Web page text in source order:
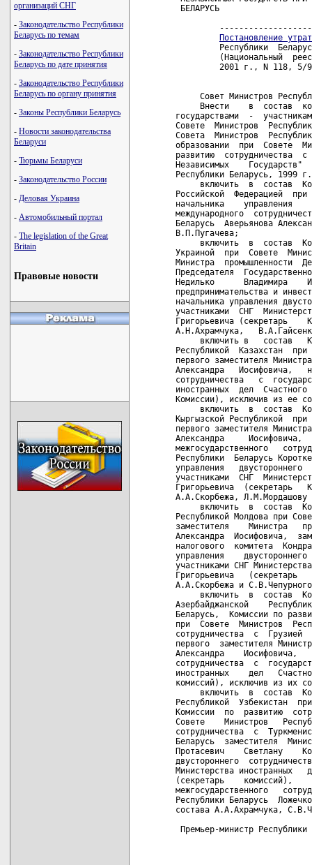
организаций СНГ
- Законодательство Республики
Беларусь по темам
- Законодательство Республики
Беларусь по дате принятия
- Законодательство Республики
Беларусь по органу принятия
- Законы Республики Беларусь
- Новости законодательства
Беларуси
- Тюрьмы Беларуси
- Законодательство России
- Деловая Украина
- Автомобильный портал
- The legislation of the Great
Britain
Правовые новости
БЕЛАРУСЬ
Постановление
Республики
(Национальный
2001 г., N 118,
Совет Министров
Внести    в  состав
государствами  -
Совете  Министров
Совета  Министров
образовании  при  Совете
развитию  сотрудничества  с
Независимых    Государств"
Республики Беларусь, 1999
включить  в  состав
Российской  Федерацией
начальника    управления
международного
Беларусь  Аверьянова
В.П.Пугачева;
включить  в  состав
Украиной  при  Совете
Министра  промышленности
Председателя
Недилько      Владимира
предпринимательства и
начальника управления
участниками  СНГ
Григорьевича (секретарь
А.Н.Ахрамчука,
включить в   состав
Республикой  Казахстан
первого заместителя
Александра   Иосифовича,
сотрудничества   с
иностранных  дел
Комиссии), исключив из ее
включить  в  состав
Кыргызской Республикой
первого заместителя
Александра     Иосифовича,
межгосударственного
Республики  Беларусь
управления
участниками  СНГ
Григорьевича  (секретарь
А.А.Скорбежа,
включить  в  состав
Республикой Молдова при
заместителя    Министра
Александра  Иосифовича,
налогового  комитета
управления
участниками СНГ
Григорьевича
А.А.Скорбежа и
включить  в  состав
Азербайджанской
Беларусь,  Комиссии по
при  Совете  Министров
сотрудничества  с  Грузией
первого  заместителя
Александра    Иосифовича,
сотрудничества  с
иностранных    дел
комиссий), исключив из их
включить  в  состав
Республикой  Узбекистан
Комиссии  по  развитию
Совете    Министров
сотрудничества  с
Беларусь  заместителя
Протасевич    Светлану
двустороннего
Министерства иностранных
(секретарь    комиссий),
межгосударственного
Республики Беларусь
состава А.А.Ахрамчука,
Премьер-министр